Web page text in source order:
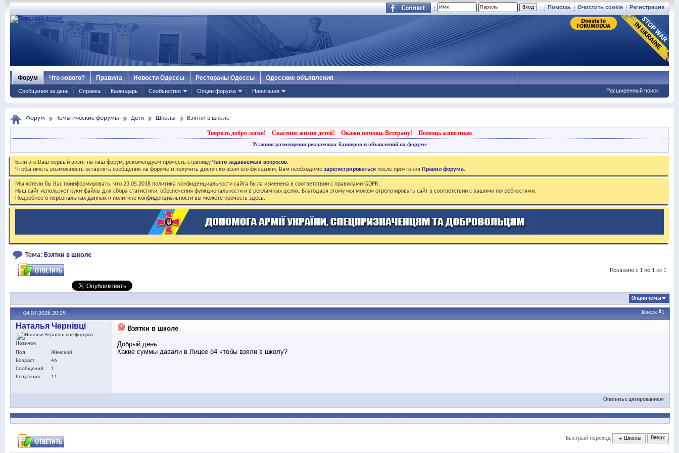
Регистрация
Очистить cookie
Помощь
Форум
Сообщения за день Справка Календарь Сообщество Опции форума Навигация
Что нового? Правила Новости Одессы Рестораны Одессы Одесские объявления
Расширенный поиск
Форум Тематические форумы Дети Школы Взятки в школе
Творить добро легко! Спасение жизни детей! Окажи помощь Ветерану! Помощь животным
Условия размещения рекламных баннеров и объявлений на форуме
Если это Ваш первый визит на наш форум, рекомендуем прочесть страницуЧасто задаваемых вопросов.
Чтобы иметь возможность оставлять сообщения на форуме и получить доступ ко всем его функциям, Вам необходимо зарегистрироваться после прочтения Правил форума.
Мы хотели бы Вас поинформировать, что 23.05.2018 политика конфиденциальности сайта была изменена в соответствии с правилами GDPR.
Наш сайт использует куки-файлы для сбора статистики, обеспечения функциональности и в рекламных целях. Благодаря этому мы можем отрегулировать сайт в соответствии с вашими потребностями.
Подробнее о персональных данных и политике конфиденциальности вы можете прочесть здесь.
Тема: Взятки в школе
Показано с 1 по 1 из 1
Опции темы
04.07.2026 20:29 Вверх #1
Наталья Чернівці
Новичок
Пол
Женский
Возраст
46
Сообщений
1
Репутация
11
Взятки в школе
Добрый день
Какие суммы давали в Лицее 84 чтобы взяли в школу?
Ответить с цитированием
Быстрый переход Школы Вверх